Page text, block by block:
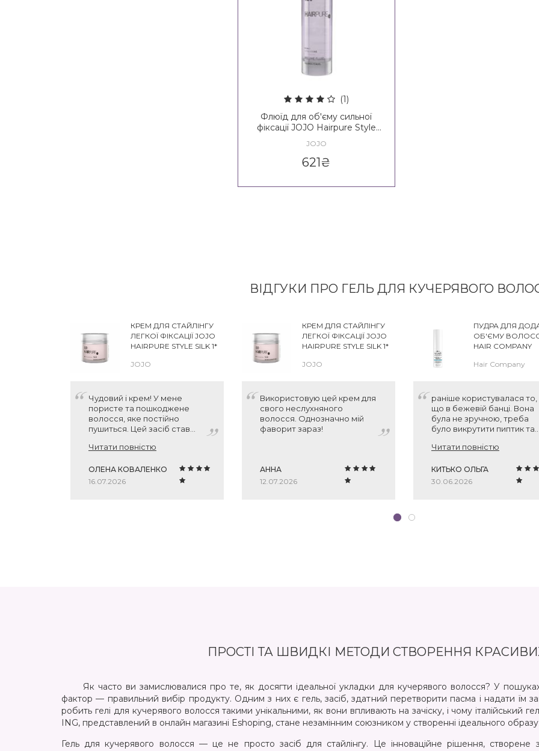
(1)
Флюїд для об'єму сильної
фіксації JOJO Hairpure Style
JOJO
621₴
ВІДГУКИ ПРО ГЕЛЬ ДЛЯ КУЧЕРЯВОГО
КРЕМ ДЛЯ СТАЙЛІНГУ
ЛЕГКОЇ ФІКСАЦІЇ JOJO
HAIRPURE STYLE SILK 1*
JOJO
Чудовий і крем! У мене
пористе та пошкоджене
волосся, яке постійно
пушиться. Цей засіб став
чудово згладжує лусочки,
шовк, і дуже блискучим.
Окремий плюс за те, що він
Читати повністю
ОЛЕНА КОВАЛЕНКО
16.07.2026
КРЕМ ДЛЯ СТАЙЛІНГУ
ЛЕГКОЇ ФІКСАЦІЇ JOJO
HAIRPURE STYLE SILK 1*
JOJO
Використовую цей крем для
свого неслухняного
волосся. Однозначно мій
фаворит зараз!
АННА
12.07.2026
ПУДРА ДЛЯ
ОБ'ЄМУ
HAIR COMPANY
CREATIVE
Hair Company
раніше користувалася то,
що в бежевій банці. Вона
була не зручною, треба
було викрутити пиптик та
пудра ну дуже зручна - з
нажав і все готово.
хороша, дає обєм у
Читати повністю
КИТЬКО ОЛЬГА
30.06.2026
ПРОСТІ ТА ШВИДКІ МЕТОДИ СТВОРЕННЯ
Як часто ви замислювалися про те, як досягти ідеальної укладки для кучерявого волосся? У
фактор — правильний вибір продукту. Одним з них є гель, засіб, здатний перетворити пасма і надати їм
робить гелі для кучерявого волосся такими унікальними, як вони впливають на зачіску, і чому
ING, представлений в онлайн магазині Eshoping, стане незамінним союзником у створенні ідеального
Гель для кучерявого волосся — це не просто засіб для стайлінгу. Це інноваційне рішення,